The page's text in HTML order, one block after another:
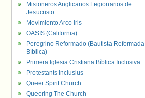
Misioneros Anglicanos Legionarios de
Jesucristo
Movimiento Arco Iris
OASIS (California)
Peregrino Reformado (Bautista Reformada
Bíblica)
Primera Iglesia Cristiana Bíblica Inclusiva
Protestants Inclusius
Queer Spirit Church
Queering The Church